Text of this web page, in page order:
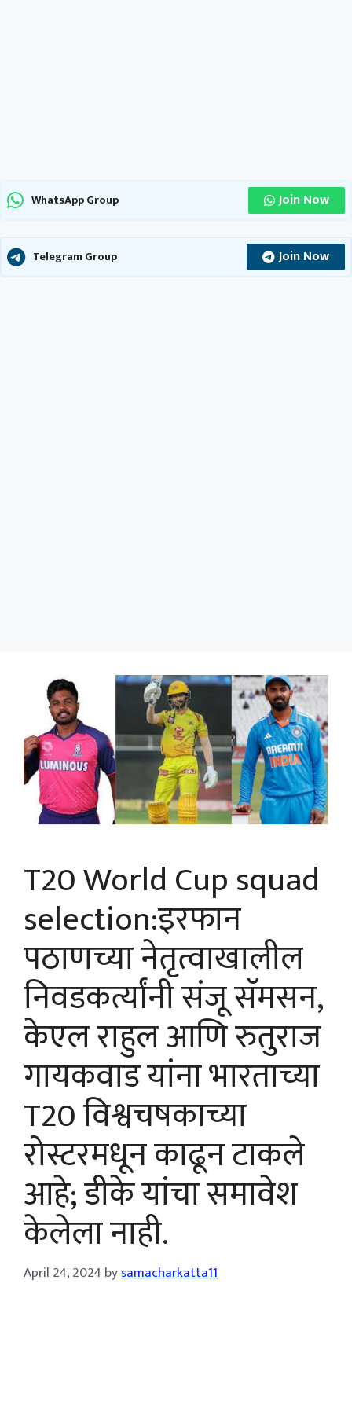
WhatsApp Group Join Now
Telegram Group Join Now
T20 World Cup squad
selection:इरफान
पठाणच्या नेतृत्वाखालील
निवडकर्त्यांनी संजू सॅमसन,
केएल राहुल आणि रुतुराज
गायकवाड यांना भारताच्या
T20 विश्वचषकाच्या
रोस्टरमधून काढून टाकले
आहे; डीके यांचा समावेश
केलेला नाही.
April 24, 2024 bysamacharkatta11